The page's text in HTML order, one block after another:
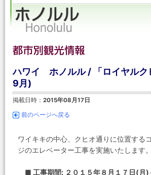
ハワイ ホノルル / 「ロイヤルク
9月)
掲載日時： 2015年08月17日
前のページへ戻る
ワイキキの中心、クヒオ通りに位置する
ジのエレベーター工事を実施いたします。
■ 工事期間: ２０１５年８月１７日(月